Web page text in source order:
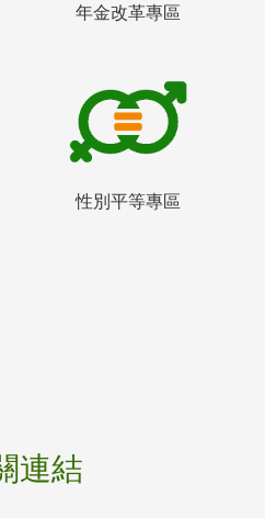
年金改革專區
性別平等專區
連結